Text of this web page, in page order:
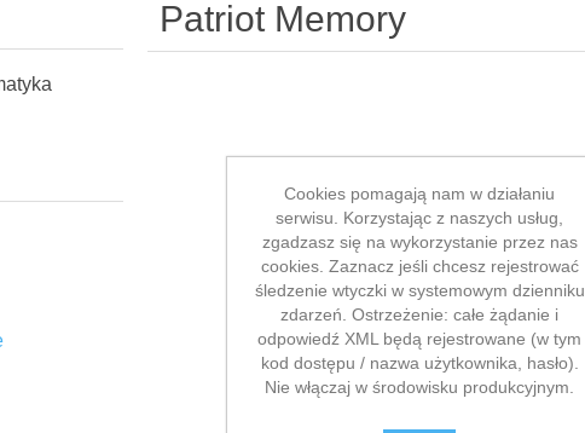
Patriot Memory
Cookies pomagają nam w działaniu
serwisu. Korzystając z naszych usług,
zgadzasz się na wykorzystanie przez nas
cookies. Zaznacz jeśli chcesz rejestrować
śledzenie wtyczki w systemowym dzienniku
zdarzeń. Ostrzeżenie: całe żądanie i
odpowiedź XML będą rejestrowane (w tym
kod dostępu / nazwa użytkownika, hasło).
Nie włączaj w środowisku produkcyjnym.